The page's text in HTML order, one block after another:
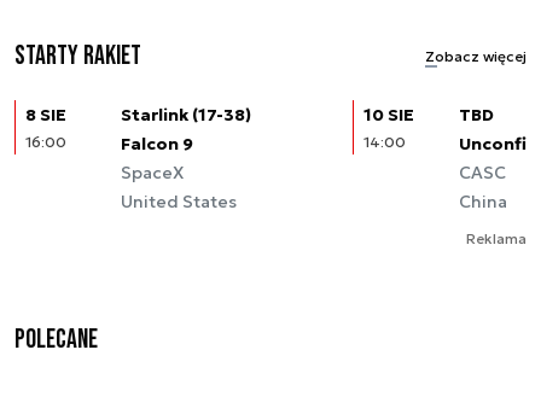
Starty rakiet Zobacz więcej
8 SIE
16:00
Starlink (17-38)
Falcon 9
SpaceX
United States
10 SIE
14:00
TBD
CASC
China
Reklama
Polecane